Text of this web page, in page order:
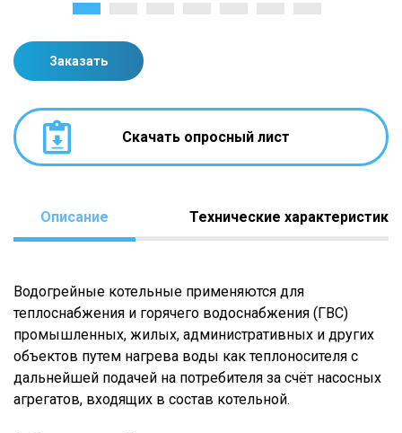
Заказать
Скачать опросный лист
Описание Технические характеристики
Водогрейные котельные применяются для
теплоснабжения и горячего водоснабжения (ГВС)
промышленных, жилых, административных и других
объектов путем нагрева воды как теплоносителя с
дальнейшей подачей на потребителя за счёт насосных
агрегатов, входящих в состав котельной.